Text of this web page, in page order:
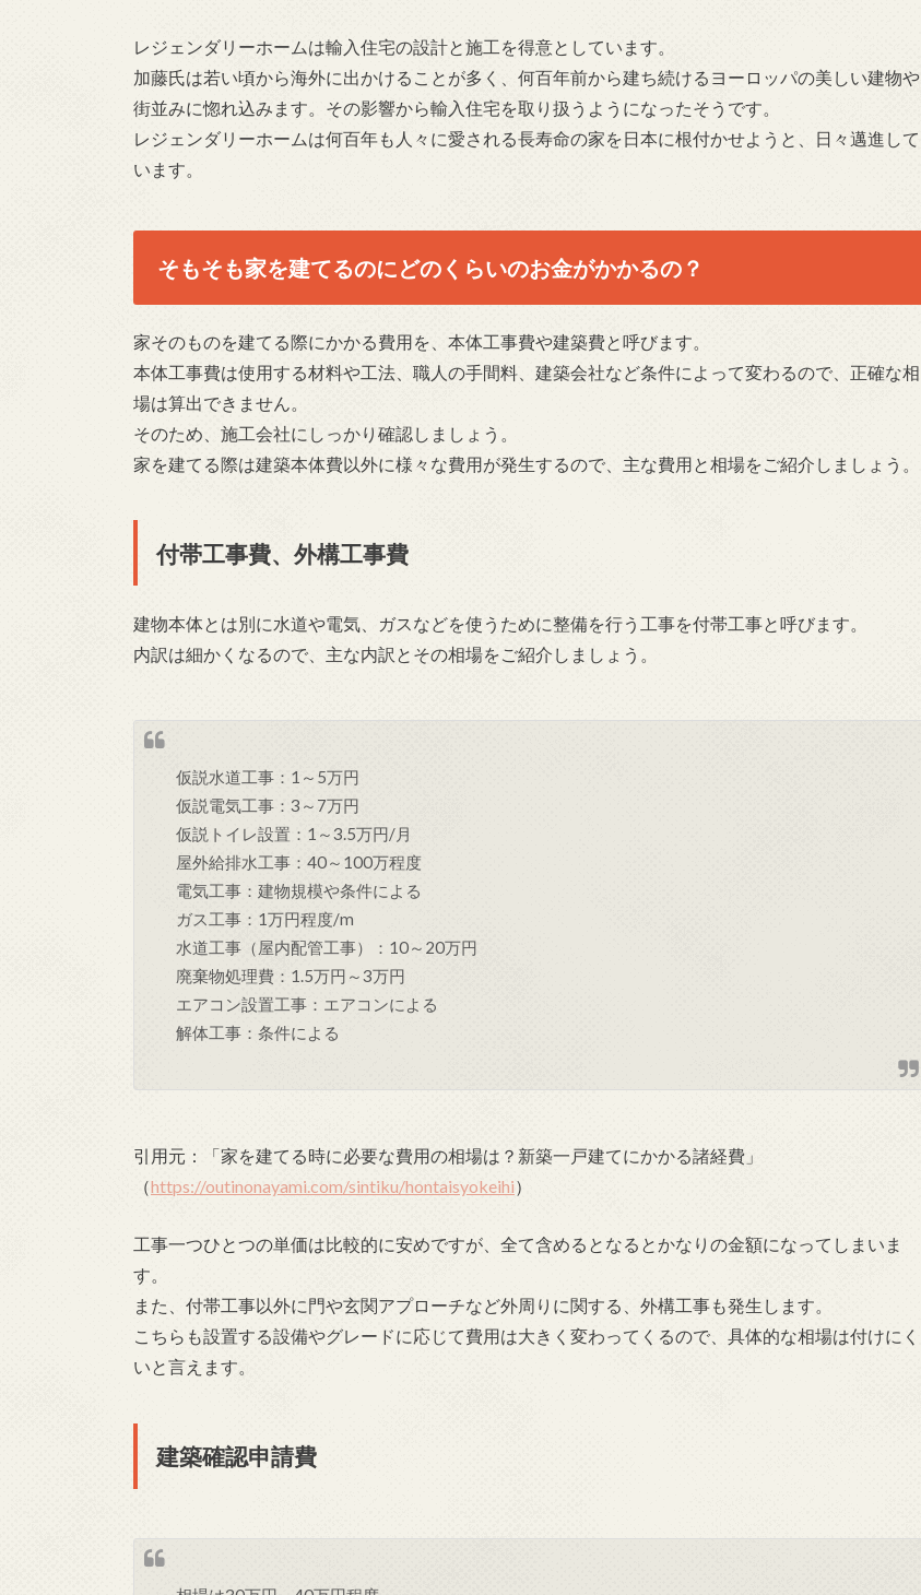
レジェンダリーホームは輸入住宅の設計と施工を得意としています。
加藤氏は若い頃から海外に出かけることが多く、何百年前から建ち続けるヨーロッパの美しい建物や
街並みに惚れ込みます。その影響から輸入住宅を取り扱うようになったそうです。
レジェンダリーホームは何百年も人々に愛される長寿命の家を日本に根付かせようと、日々邁進して
います。
そもそも家を建てるのにどのくらいのお金がかかるの？
家そのものを建てる際にかかる費用を、本体工事費や建築費と呼びます。
本体工事費は使用する材料や工法、職人の手間料、建築会社など条件によって変わるので、正確な相
場は算出できません。
そのため、施工会社にしっかり確認しましょう。
家を建てる際は建築本体費以外に様々な費用が発生するので、主な費用と相場をご紹介しましょう。
付帯工事費、外構工事費
建物本体とは別に水道や電気、ガスなどを使うために整備を行う工事を付帯工事と呼びます。
内訳は細かくなるので、主な内訳とその相場をご紹介しましょう。
仮説水道工事：1～5万円
仮説電気工事：3～7万円
仮説トイレ設置：1～3.5万円/月
屋外給排水工事：40～100万程度
電気工事：建物規模や条件による
ガス工事：1万円程度/m
水道工事（屋内配管工事）：10～20万円
廃棄物処理費：1.5万円～3万円
エアコン設置工事：エアコンによる
解体工事：条件による
引用元：「家を建てる時に必要な費用の相場は？新築一戸建てにかかる諸経費」
（https://outinonayami.com/sintiku/hontaisyokeihi）
工事一つひとつの単価は比較的に安めですが、全て含めるとなるとかなりの金額になってしまいま
す。
また、付帯工事以外に門や玄関アプローチなど外周りに関する、外構工事も発生します。
こちらも設置する設備やグレードに応じて費用は大きく変わってくるので、具体的な相場は付けにく
いと言えます。
建築確認申請費